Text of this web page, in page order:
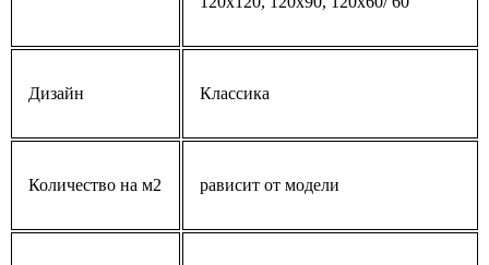
Дизайн Классика
Количество на м2 рависит от модели